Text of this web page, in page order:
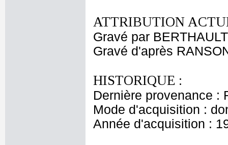
ATTRIBUTION
Gravé par
Gravé d'après
HISTORIQUE :
Dernière provenance :
Mode d'acquisition :
Année d'acquisition :